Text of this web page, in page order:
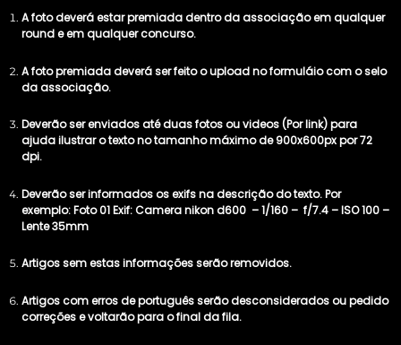
A foto deverá estar premiada dentro da associação em qualquer
round e em qualquer concurso.
A foto premiada deverá ser feito o upload no formuláio com o selo
da associação.
Deverão ser enviados até duas fotos ou videos (Por link) para
ajuda ilustrar o texto no tamanho máximo de 900x600px por 72
dpi.
Deverão ser informados os exifs na descrição do texto. Por
exemplo: Foto 01 Exif: Camera nikon d600 – 1/160 – f/7.4 – ISO 100 –
Lente 35mm
Artigos sem estas informações serão removidos.
Artigos com erros de português serão desconsiderados ou pedido
correções e voltarão para o final da fila.